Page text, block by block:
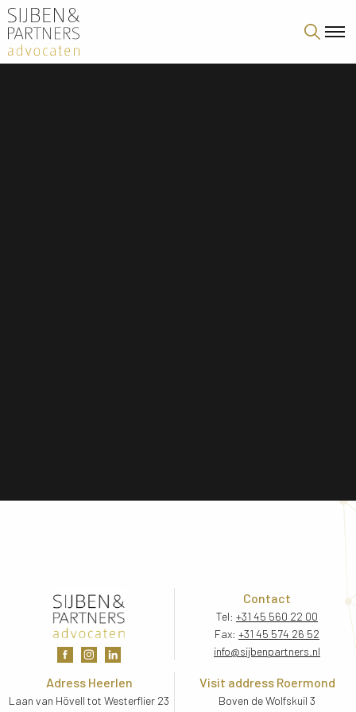
Contact
Tel: +31 45 560 22 00
Fax: +31 45 574 26 52
info@sijbenpartners.nl
Adress Heerlen
Laan van Hövell tot Westerflier 23
Visit address Roermond
Boven de Wolfskuil 3